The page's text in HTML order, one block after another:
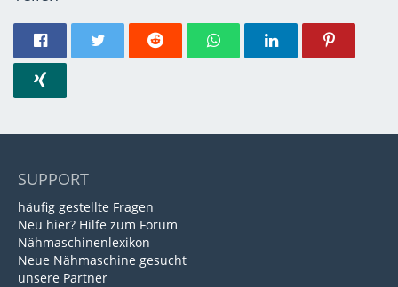
SUPPORT
häufig gestellte Fragen
Neu hier? Hilfe zum Forum
Nähmaschinenlexikon
Neue Nähmaschine gesucht
unsere Partner